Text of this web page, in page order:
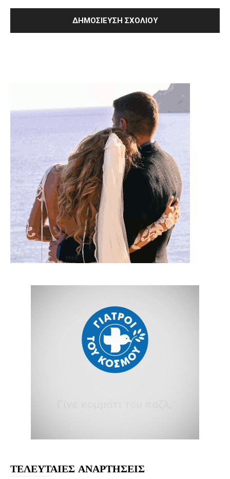
ΤΕΛΕΥΤΑΙΕΣ ΑΝΑΡΤΗΣΕΙΣ